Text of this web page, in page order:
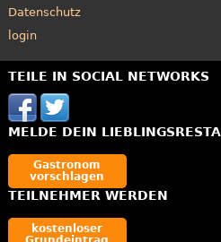
Datenschutz
login
TEILE IN SOCIAL NETWORKS
MELDE DEIN
Gastronom
vorschlagen
TEILNEHMER WERDEN
kostenloser